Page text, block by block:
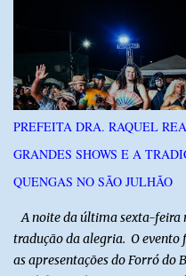
Um dos condutores
ao Hospital Regional Tarcísio
flagrante. O exame pericial
organismo está em
funcionários da Caern que
motorista e uma mulher
estava no carro com o grupo,
entubada e foi transferida de
PREFEITA DRA. RAQUEL
GRANDES SHOWS E A
QUENGAS NO SÃO JULHÃO
A noite da última sexta-feira
tradução da alegria. O
as apresentações do Forró do